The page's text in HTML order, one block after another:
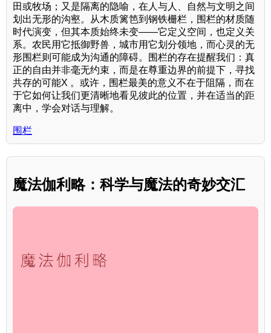
田或牧场；又是隔离的隐喻，在人与人、自然与文明之间
划出无形的沟壑。从木质篱笆到钢铁栅栏，围栏的材质随
时代演变，但其本质始终未变——它定义空间，也定义关
系。农民用它抵御野兽，城市用它划分领地，而心灵的无
形围栏则可能成为沟通的障碍。围栏的存在提醒我们：真
正的自由并非毫无约束，而是在尊重边界的前提下，寻找
共存的可能X 。或许，围栏最美的意义不在于阻隔，而在
于它如何让我们更清晰地看见彼此的位置，并在适当的距
离中，学会对话与理解。
围栏
魔法伽利略：科学与魔法的奇妙交汇